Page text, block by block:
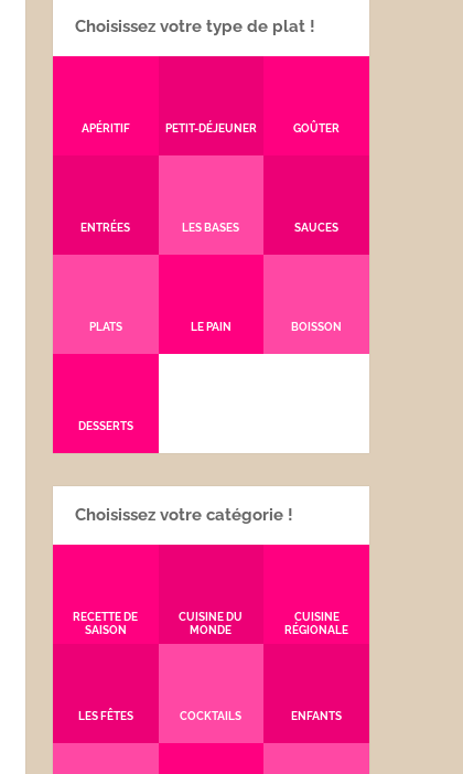
Choisissez votre type de plat !
APÉRITIF PETIT-DÉJEUNER GOÛTER
ENTRÉES LES BASES SAUCES
PLATS LE PAIN BOISSON
DESSERTS
Choisissez votre catégorie !
RECETTE DE
SAISON
CUISINE DU
MONDE
CUISINE
RÉGIONALE
LES FÊTES COCKTAILS ENFANTS